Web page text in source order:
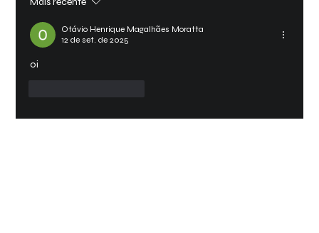
Otávio Henrique Magalhães Moratta
12 de set. de 2025
oi